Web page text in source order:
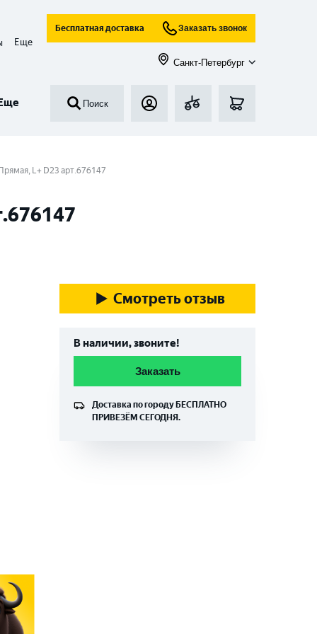
Еще
Бесплатная доставка Заказать звонок
Санкт-Петербург
Поиск
L+ D23 арт.676147
Смотреть отзыв
В наличии, звоните!
Заказать
Доставка по городу БЕСПЛАТНО
ПРИВЕЗЁМ СЕГОДНЯ.